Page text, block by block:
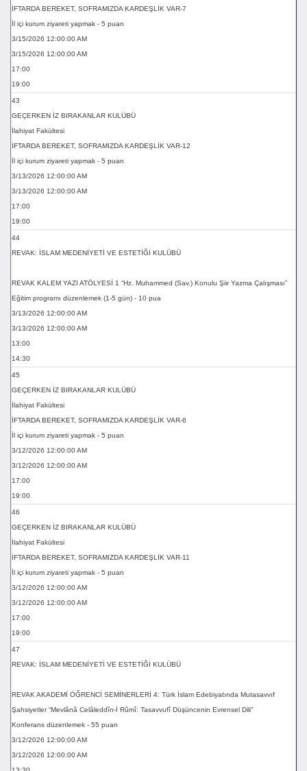
İFTARDA BEREKET, SOFRAMIZDA KARDEŞLİK VAR-7
İl içi kurum ziyareti yapmak - 5 puan
3/15/2026 12:00:00 AM
3/15/2026 12:00:00 AM
17:00
19:00
43
GEÇERKEN İZ BIRAKANLAR KULÜBÜ
İlahiyat Fakültesi
İFTARDA BEREKET, SOFRAMIZDA KARDEŞLİK VAR-12
İl içi kurum ziyareti yapmak - 5 puan
3/13/2026 12:00:00 AM
3/13/2026 12:00:00 AM
17:00
19:00
44
REVAK: İSLAM MEDENİYETİ VE ESTETİĞİ KULÜBÜ
REVAK KALEM YAZI ATÖLYESİ 1 “Hz. Muhammed (Sav.) Konulu Şiir Yazma Çalışması”
Eğitim programı düzenlemek (1-5 gün) - 10 pua
3/13/2026 12:00:00 AM
3/13/2026 12:00:00 AM
13:00
14:30
45
GEÇERKEN İZ BIRAKANLAR KULÜBÜ
İlahiyat Fakültesi
İFTARDA BEREKET, SOFRAMIZDA KARDEŞLİK VAR-6
İl içi kurum ziyareti yapmak - 5 puan
3/12/2026 12:00:00 AM
3/12/2026 12:00:00 AM
17:00
19:00
46
GEÇERKEN İZ BIRAKANLAR KULÜBÜ
İlahiyat Fakültesi
İFTARDA BEREKET, SOFRAMIZDA KARDEŞLİK VAR-11
İl içi kurum ziyareti yapmak - 5 puan
3/12/2026 12:00:00 AM
3/12/2026 12:00:00 AM
17:00
19:00
47
REVAK: İSLAM MEDENİYETİ VE ESTETİĞİ KULÜBÜ
REVAK AKADEMİ ÖĞRENCİ SEMİNERLERİ 4: Türk İslam Edebiyatında Mutasavvıf
Şahsiyetler “Mevlânâ Celâleddîn-İ Rûmî: Tasavvufî Düşüncenin Evrensel Dili”
Konferans düzenlemek - 55 puan
3/12/2026 12:00:00 AM
3/12/2026 12:00:00 AM